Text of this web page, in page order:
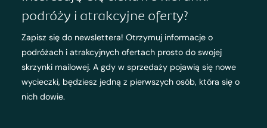
podróży i atrakcyjne oferty?
Zapisz się do newslettera! Otrzymuj informacje o
podróżach i atrakcyjnych ofertach prosto do swojej
skrzynki mailowej. A gdy w sprzedaży pojawią się nowe
wycieczki, będziesz jedną z pierwszych osób, która się o
nich dowie.